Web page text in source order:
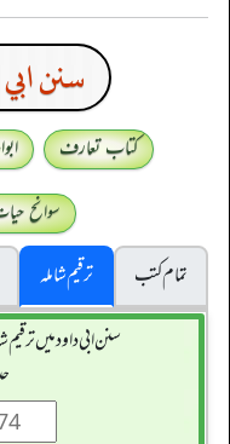
سنن
کتاب تعارف
سوانح
تمام کتب
ترقیم شاملہ
سنن ابي داود میں